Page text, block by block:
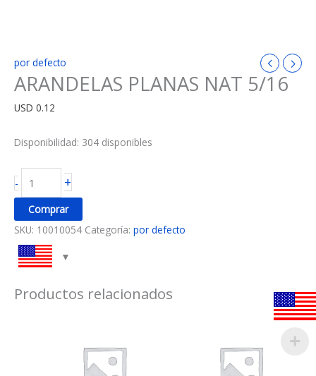
por defecto
ARANDELAS PLANAS NAT 5/16
USD 0.12
Disponibilidad: 304 disponibles
- +
Comprar
SKU: 10010054 Categoría: por defecto
Productos relacionados